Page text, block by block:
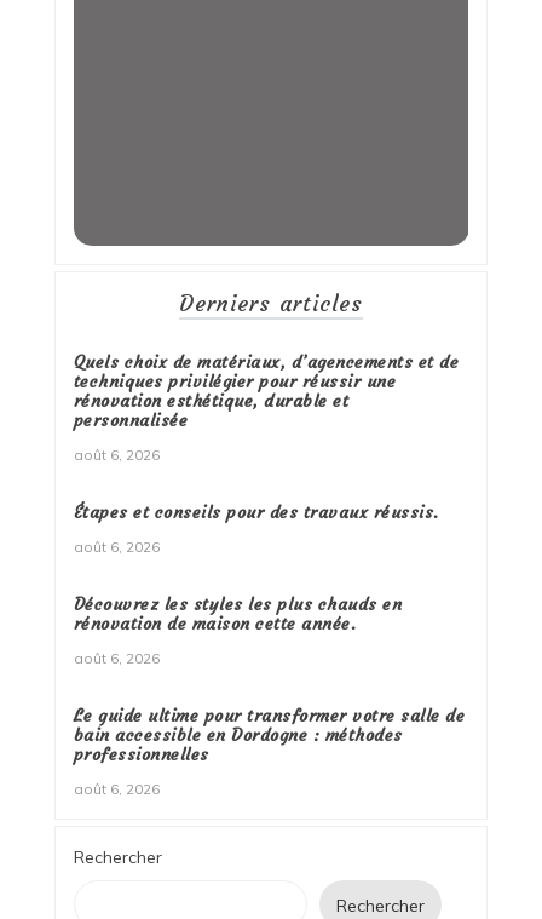
Derniers articles
Quels choix de matériaux, d’agencements et de
techniques privilégier pour réussir une
rénovation esthétique, durable et
personnalisée
août 6, 2026
Étapes et conseils pour des travaux réussis.
août 6, 2026
Découvrez les styles les plus chauds en
rénovation de maison cette année.
août 6, 2026
Le guide ultime pour transformer votre salle de
bain accessible en Dordogne : méthodes
professionnelles
août 6, 2026
Rechercher
Rechercher